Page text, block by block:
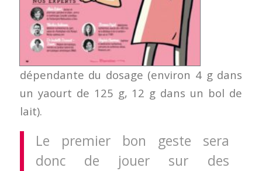
dépendante du dosage (environ 4 g dans
un yaourt de 125 g, 12 g dans un bol de
lait).
Le premier bon geste sera
donc de jouer sur des